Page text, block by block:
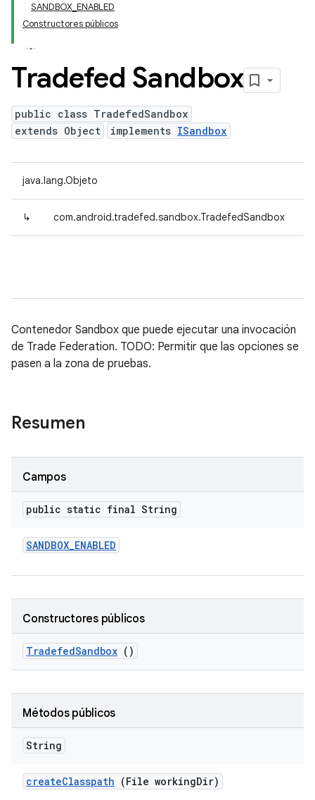
SANDBOX_ENABLED
Constructores públicos
Tradefed Sandbox
public class TradefedSandbox
extends Object
implements ISandbox
java.lang.Objeto
↳ com.android.tradefed.sandbox.TradefedSandbox
Contenedor Sandbox que puede ejecutar una invocación
de Trade Federation. TODO: Permitir que las opciones se
pasen a la zona de pruebas.
Resumen
Campos
public static final String
SANDBOX_ENABLED
Constructores públicos
TradefedSandbox ()
Métodos públicos
String
createClasspath (File workingDir)